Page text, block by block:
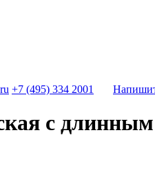
+7 (495) 334 2001
с